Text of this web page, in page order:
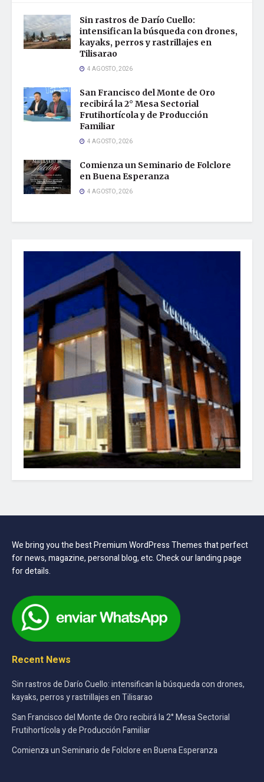
Sin rastros de Darío Cuello:
intensifican la búsqueda con drones,
kayaks, perros y rastrillajes en
Tilisarao
4 AGOSTO, 2026
San Francisco del Monte de Oro
recibirá la 2° Mesa Sectorial
Frutihortícola y de Producción
Familiar
4 AGOSTO, 2026
Comienza un Seminario de Folclore
en Buena Esperanza
4 AGOSTO, 2026
We bring you the best Premium WordPress Themes that perfect
for news, magazine, personal blog, etc. Check our landing page
for details.
Recent News
Sin rastros de Darío Cuello: intensifican la búsqueda con drones,
kayaks, perros y rastrillajes en Tilisarao
San Francisco del Monte de Oro recibirá la 2° Mesa Sectorial
Frutihortícola y de Producción Familiar
Comienza un Seminario de Folclore en Buena Esperanza